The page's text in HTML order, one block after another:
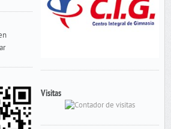
Visitas